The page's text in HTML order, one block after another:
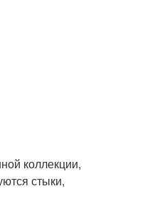
коллекции,
стыки,